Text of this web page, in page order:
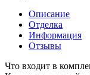
Описание
Отделка
Информация
Отзывы
Что входит в